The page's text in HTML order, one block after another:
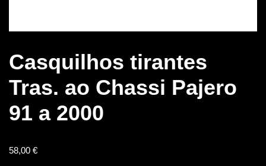
Casquilhos tirantes
Tras. ao Chassi Pajero
91 a 2000
58,00 €